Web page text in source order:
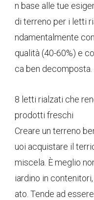
n base alle tue
di terreno per i letti
ndamentalmente
qualità (40-60%) e
ca ben decomposta.
8 letti rialzati che
prodotti freschi
Creare un terreno
uoi acquistare il
miscela. È meglio
iardino in
ato. Tende ad